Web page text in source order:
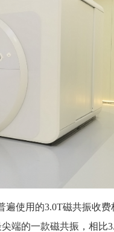
使用的3.0T磁共振收费
端的一款磁共振，相比